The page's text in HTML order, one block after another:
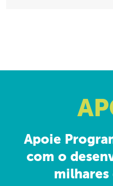
Apoie
com o
milhares